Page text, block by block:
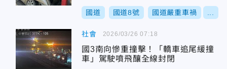
國道 國道8號 國道嚴重車禍
社會
國3南向慘重撞擊！「轎車追尾緩撞
車」駕駛噴飛釀全線封閉
2026/03/26 07:18